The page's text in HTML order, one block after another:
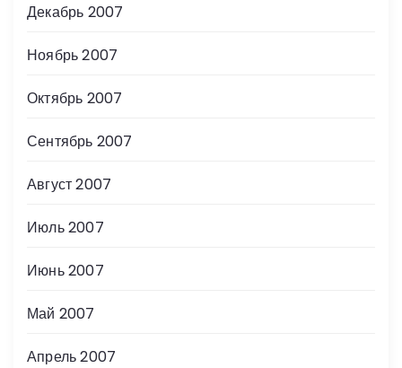
Декабрь 2007
Ноябрь 2007
Октябрь 2007
Сентябрь 2007
Август 2007
Июль 2007
Июнь 2007
Май 2007
Апрель 2007